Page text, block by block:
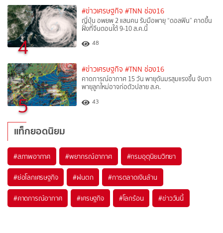
4
#ข่าวเศรษฐกิจ #TNN ช่อง16
ญี่ปุ่น อพยพ 2 แสนคน รับมือพายุ “ดอลฟิน” คาดขึ้น
ฝั่งที่จีนตอนใต้ 9-10 ส.ค.นี้
48
5
#ข่าวเศรษฐกิจ #TNN ช่อง16
คาดการณ์อากาศ 15 วัน พายุดันมรสุมแรงขึ้น จับตา
พายุลูกใหม่อาจก่อตัวปลาย ส.ค.
43
แท็กยอดนิยม
#สภาพอากาศ #พยากรณ์อากาศ #กรมอุตุนิยมวิทยา
#ย่อโลกเศรษฐกิจ #ฝนตก #การตลาดเงินล้าน
#คาดการณ์อากาศ #เศรษฐกิจ #โลกร้อน #ข่าววันนี้